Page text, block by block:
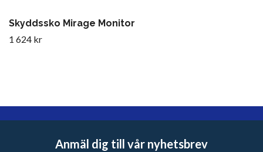
Skyddssko Mirage Monitor
1 624 kr
Anmäl dig till vår nyhetsbrev